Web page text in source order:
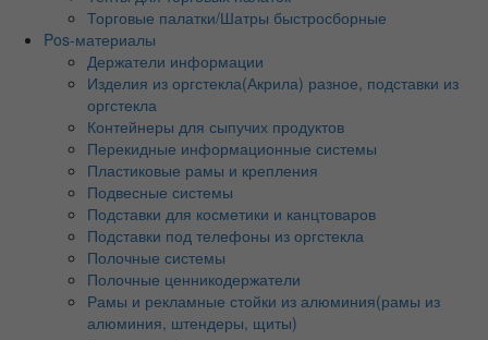
Торговые палатки/Шатры быстросборные
Pos-материалы
Держатели информации
Изделия из оргстекла(Акрила) разное, подставки из
оргстекла
Контейнеры для сыпучих продуктов
Перекидные информационные системы
Пластиковые рамы и крепления
Подвесные системы
Подставки для косметики и канцтоваров
Подставки под телефоны из оргстекла
Полочные системы
Полочные ценникодержатели
Рамы и рекламные стойки из алюминия(рамы из
алюминия, штендеры, щиты)